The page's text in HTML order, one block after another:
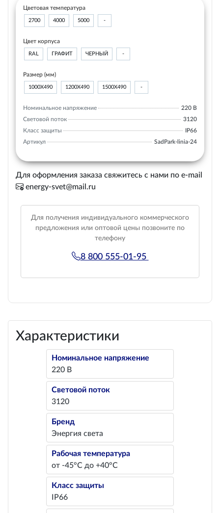
Цветовая температура
2700 4000 5000 -
Цвет корпуса
RAL ГРАФИТ ЧЕРНЫЙ -
Размер (мм)
1000Х490 1200Х490 1500Х490 -
Номинальное напряжение
220 В
Световой поток
3120
Класс защиты
IP66
Артикул
SadPark-linia-24
Для оформления заказа свяжитесь с нами по e-mail
energy-svet@mail.ru
Для получения индивидуального коммерческого
предложения или оптовой цены позвоните по
телефону
8 800 555-01-95
Характеристики
Номинальное напряжение
220 В
Световой поток
3120
Бренд
Энергия света
Рабочая температура
от -45°С до +40°С
Класс защиты
IP66